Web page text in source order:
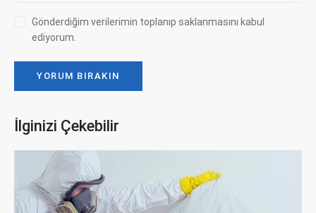
Gönderdiğim verilerimin toplanıp saklanmasını kabul
ediyorum.
İlginizi Çekebilir